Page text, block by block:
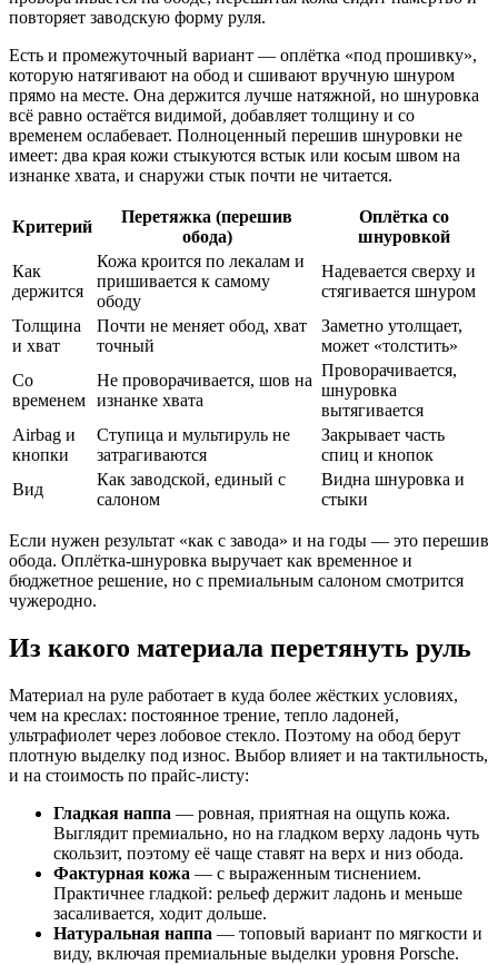
повторяет заводскую форму руля.
Есть и промежуточный вариант — оплётка «под прошивку»,
которую натягивают на обод и сшивают вручную шнуром
прямо на месте. Она держится лучше натяжной, но шнуровка
всё равно остаётся видимой, добавляет толщину и со
временем ослабевает. Полноценный перешив шнуровки не
имеет: два края кожи стыкуются встык или косым швом на
изнанке хвата, и снаружи стык почти не читается.
Критерий
Перетяжка (перешив
обода)
Оплётка со
шнуровкой
Как
держится
Кожа кроится по лекалам и
пришивается к самому
ободу
Надевается сверху и
стягивается шнуром
Толщина
и хват
Почти не меняет обод, хват
точный
Заметно утолщает,
может «толстить»
Со
временем
Не проворачивается, шов на
изнанке хвата
Проворачивается,
шнуровка
вытягивается
Airbag и
кнопки
Ступица и мультируль не
затрагиваются
Закрывает часть
спиц и кнопок
Вид
Как заводской, единый с
салоном
Видна шнуровка и
стыки
Если нужен результат «как с завода» и на годы — это перешив
обода. Оплётка-шнуровка выручает как временное и
бюджетное решение, но с премиальным салоном смотрится
чужеродно.
Из какого материала перетянуть руль
Материал на руле работает в куда более жёстких условиях,
чем на креслах: постоянное трение, тепло ладоней,
ультрафиолет через лобовое стекло. Поэтому на обод берут
плотную выделку под износ. Выбор влияет и на тактильность,
и на стоимость по прайс-листу:
Гладкая наппа — ровная, приятная на ощупь кожа.
Выглядит премиально, но на гладком верху ладонь чуть
скользит, поэтому её чаще ставят на верх и низ обода.
Фактурная кожа — с выраженным тиснением.
Практичнее гладкой: рельеф держит ладонь и меньше
засаливается, ходит дольше.
Натуральная наппа — топовый вариант по мягкости и
виду, включая премиальные выделки уровня Porsche.